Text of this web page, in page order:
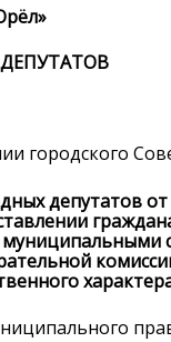
городского
депутатов от